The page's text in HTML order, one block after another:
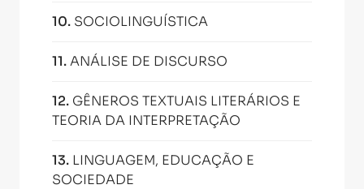
10. SOCIOLINGUÍSTICA
11.ANÁLISE DE DISCURSO
12. GÊNEROS TEXTUAIS LITERÁRIOS E
TEORIA DA INTERPRETAÇÃO
13. LINGUAGEM, EDUCAÇÃO E
SOCIEDADE